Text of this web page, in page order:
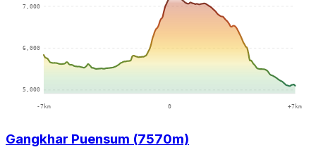
Gangkhar Puensum (7570m)